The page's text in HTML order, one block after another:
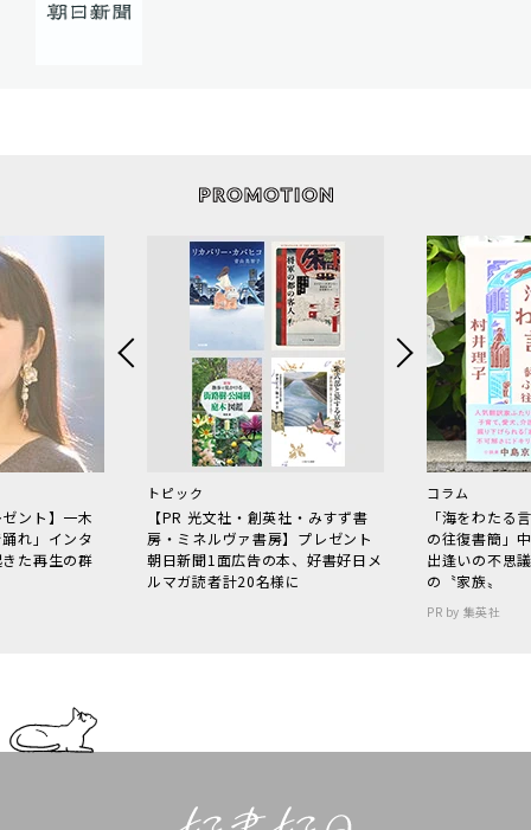
ント】一木
れ」インタ
た再生の群
トピック
【PR 光文社・創英社・みすず書
房・ミネルヴァ書房】プレゼント
朝日新聞1面広告の本、好書好日メ
ルマガ読者計20名様に
コラム
「海をわた
の往復書簡」
出逢いの不思
の〝家族〟
PR by 集英社